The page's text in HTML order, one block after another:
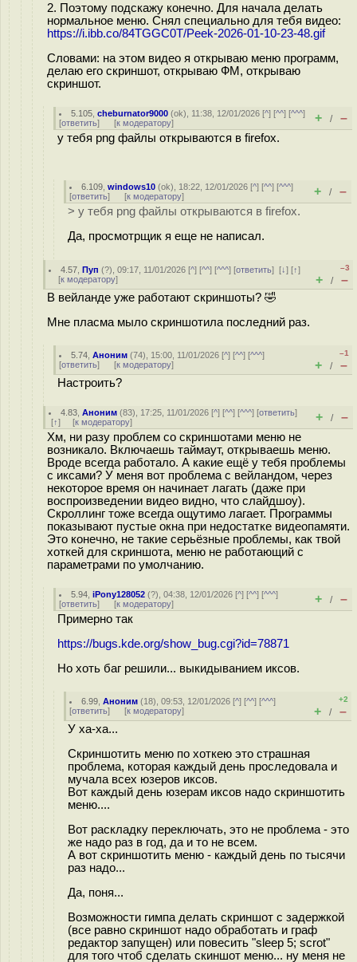
2. Поэтому подскажу конечно. Для начала делать
нормальное меню. Снял специально для тебя видео:
https://i.ibb.co/84TGGC0T/Peek-2026-01-10-23-48.gif
Словами: на этом видео я открываю меню программ,
делаю его скриншот, открываю ФМ, открываю
скриншот.
5.105 ,cheburnator9000 (ok), 11:38, 12/01/2026 [^] [^^] [^^^]
[ответить] [к модератору] + / –
у тебя png файлы открываются в firefox.
6.109 ,windows10 (ok), 18:22, 12/01/2026 [^] [^^] [^^^]
[ответить] [к модератору] + / –
> у тебя png файлы открываются в firefox.
Да, просмотрщик я еще не написал.
4.57 ,Пуп (?), 09:17, 11/01/2026 [^] [^^] [^^^] [ответить][↓] [↑]
[к модератору]
–3
+ / –
В вейланде уже работают скриншоты? 🤣
Мне пласма мыло скриншотила последний раз.
5.74 ,Аноним (74), 15:00, 11/01/2026 [^] [^^] [^^^]
[ответить] [к модератору]
–1
+ / –
Настроить?
4.83 ,Аноним (83), 17:25, 11/01/2026 [^] [^^] [^^^] [ответить]
[↑] [к модератору] + / –
Хм, ни разу проблем со скриншотами меню не
возникало. Включаешь таймаут, открываешь меню.
Вроде всегда работало. А какие ещё у тебя проблемы
с иксами? У меня вот проблема с вейландом, через
некоторое время он начинает лагать (даже при
воспроизведении видео видно, что слайдшоу).
Скроллинг тоже всегда ощутимо лагает. Программы
показывают пустые окна при недостатке видеопамяти.
Это конечно, не такие серьёзные проблемы, как твой
хоткей для скриншота, меню не работающий с
параметрами по умолчанию.
5.94 ,iPony128052 (?), 04:38, 12/01/2026 [^] [^^] [^^^]
[ответить] [к модератору] + / –
Примерно так
https://bugs.kde.org/show_bug.cgi?id=78871
Но хоть баг решили... выкидыванием иксов.
6.99 ,Аноним (18), 09:53, 12/01/2026 [^] [^^] [^^^]
[ответить] [к модератору]
+2
+ / –
У ха-ха...
Скриншотить меню по хоткею это страшная
проблема, которая каждый день проследовала и
мучала всех юзеров иксов.
Вот каждый день юзерам иксов надо скриншотить
меню....
Вот раскладку переключать, это не проблема - это
же надо раз в год, да и то не всем.
А вот скриншотить меню - каждый день по тысячи
раз надо...
Да, поня...
Возможности гимпа делать скриншот с задержкой
(все равно скриншот надо обработать и граф
редактор запущен) или повесить "sleep 5; scrot"
для того чтоб сделать скиншот меню... ну меня не